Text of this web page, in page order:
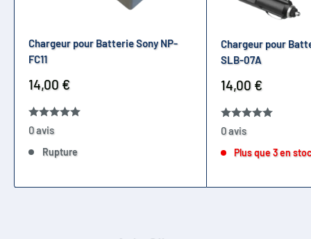
Chargeur pour Batterie Sony NP-
FC11
Prix
réduit
14,00 €
0 avis
Rupture
Chargeur pour
SLB-07A
Prix
réduit
14,00 €
0 avis
Plus que 3 en